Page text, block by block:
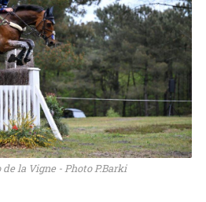
la Vigne - Photo P.Barki